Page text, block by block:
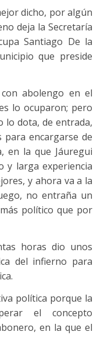
dicho, por algún
deja la Secretaría
Santiago De la
que preside
abolengo en el
lo ocuparon; pero
lo dota, de entrada,
para encargarse de
en la que Jáuregui
y larga experiencia
y ahora va a la
no entraña un
político que por
horas dio unos
del infierno para
política porque la
el concepto
en la que el